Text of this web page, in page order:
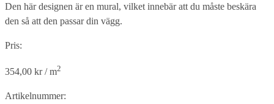
Den här designen är en mural, vilket innebär att du måste beskära
den så att den passar din vägg.
Pris:
354,00 kr / m2
Artikelnummer: